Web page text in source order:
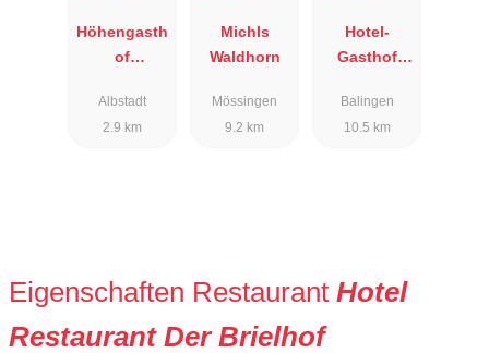
Höhengasth
of
Albstadt
2.9 km
Michls
Waldhorn
Mössingen
9.2 km
Hotel-
Gasthof
Balingen
10.5 km
Eigenschaften Restaurant Hotel
Restaurant Der Brielhof